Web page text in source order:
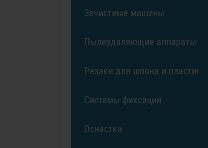
Зачистные машины
Пылеудаляющие аппараты
Резаки для шпона и пластика
Системы фиксации
Оснастка